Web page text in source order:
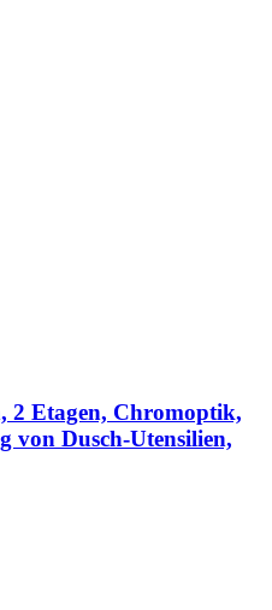
2 Etagen, Chromoptik,
von Dusch-Utensilien,